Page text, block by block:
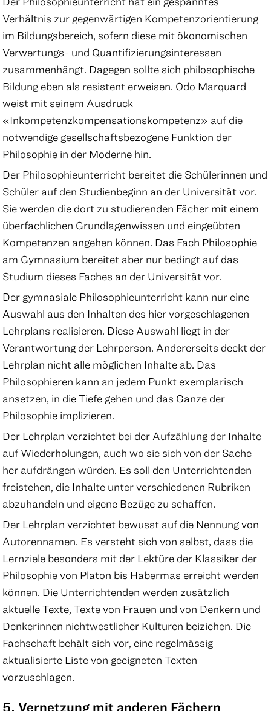
Verhältnis zur gegenwärtigen Kompetenzorientierung
im Bildungsbereich, sofern diese mit ökonomischen
Verwertungs- und Quantifizierungsinteressen
zusammenhängt. Dagegen sollte sich philosophische
Bildung eben als resistent erweisen. Odo Marquard
weist mit seinem Ausdruck
«Inkompetenzkompensationskompetenz» auf die
notwendige gesellschaftsbezogene Funktion der
Philosophie in der Moderne hin.
Der Philosophieunterricht bereitet die Schülerinnen und
Schüler auf den Studienbeginn an der Universität vor.
Sie werden die dort zu studierenden Fächer mit einem
überfachlichen Grundlagenwissen und eingeübten
Kompetenzen angehen können. Das Fach Philosophie
am Gymnasium bereitet aber nur bedingt auf das
Studium dieses Faches an der Universität vor.
Der gymnasiale Philosophieunterricht kann nur eine
Auswahl aus den Inhalten des hier vorgeschlagenen
Lehrplans realisieren. Diese Auswahl liegt in der
Verantwortung der Lehrperson. Andererseits deckt der
Lehrplan nicht alle möglichen Inhalte ab. Das
Philosophieren kann an jedem Punkt exemplarisch
ansetzen, in die Tiefe gehen und das Ganze der
Philosophie implizieren.
Der Lehrplan verzichtet bei der Aufzählung der Inhalte
auf Wiederholungen, auch wo sie sich von der Sache
her aufdrängen würden. Es soll den Unterrichtenden
freistehen, die Inhalte unter verschiedenen Rubriken
abzuhandeln und eigene Bezüge zu schaffen.
Der Lehrplan verzichtet bewusst auf die Nennung von
Autorennamen. Es versteht sich von selbst, dass die
Lernziele besonders mit der Lektüre der Klassiker der
Philosophie von Platon bis Habermas erreicht werden
können. Die Unterrichtenden werden zusätzlich
aktuelle Texte, Texte von Frauen und von Denkern und
Denkerinnen nichtwestlicher Kulturen beiziehen. Die
Fachschaft behält sich vor, eine regelmässig
aktualisierte Liste von geeigneten Texten
vorzuschlagen.
5. Vernetzung mit anderen Fächern